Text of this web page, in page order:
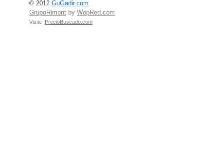
© 2012 GuGadir.com
GrupoRimont by WopRed.com
Visite :PrecioBuscado.com